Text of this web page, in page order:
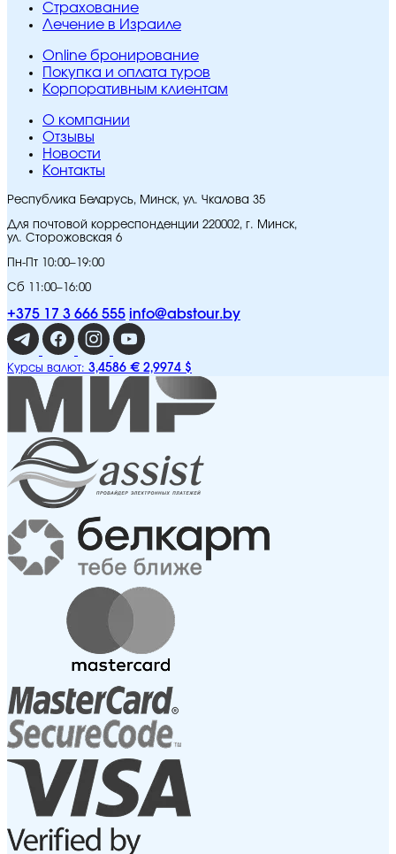
Страхование
Лечение в Израиле
Online бронирование
Покупка и оплата туров
Корпоративным клиентам
O компании
Отзывы
Новости
Контакты
Республика Беларусь, Минск, ул. Чкалова 35
Для почтовой корреспонденции 220002, г. Минск,
ул. Сторожовская 6
Пн-Пт 10:00–19:00
Сб 11:00–16:00
+375 17 3 666 555 info@abstour.by
Курсы валют: 3,4586 € 2,9974 $